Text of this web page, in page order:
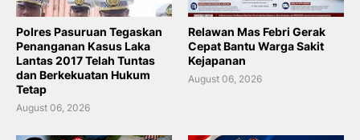
Polres Pasuruan Tegaskan
Penanganan Kasus Laka
Lantas 2017 Telah Tuntas
dan Berkekuatan Hukum
Tetap
August 06, 2026
Relawan Mas Febri Gerak
Cepat Bantu Warga Sakit
Kejapanan
August 06, 2026